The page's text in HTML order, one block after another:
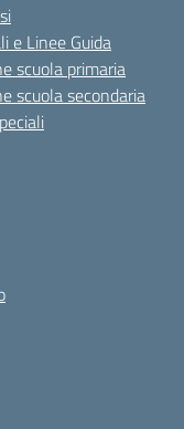
e Linee Guida
scuola primaria
scuola secondaria